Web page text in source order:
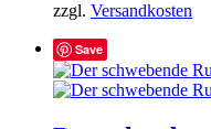
zzgl. Versandkosten
Save